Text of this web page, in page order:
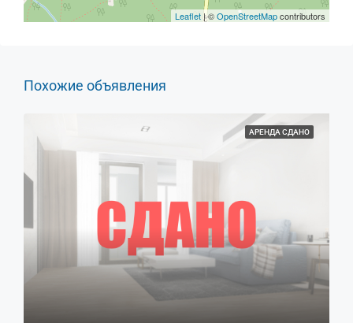
Leaflet| ©OpenStreetMapcontributors
Похожие объявления
АРЕНДА СДАНО